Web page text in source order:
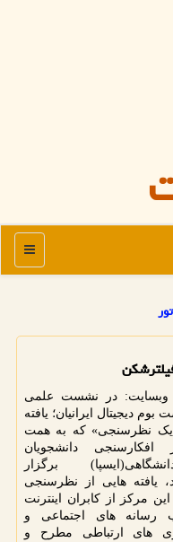
منو
وبسایت: در نشست علمی
بوم دیجیتال ایرانیان؛ یافته
نظرسنجی» که به همت
افکارسنجی دانشجویان
برگزار
یافته هایی از نظرسنجی
این مرکز از کابران اینترنت
رسانه های اجتماعی و
های ارتباطی مطرح و